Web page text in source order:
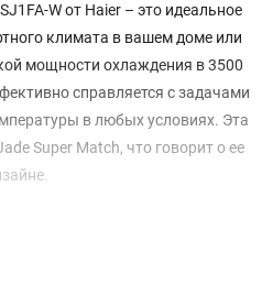
W от Haier – это идеальное
климата в вашем доме или
мощности охлаждения в 3500
справляется с задачами
в любых условиях. Эта
Super Match, что говорит о ее
производительность,